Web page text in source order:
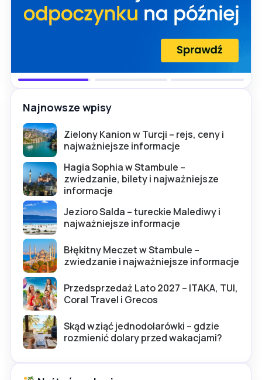
Najnowsze wpisy
Zielony Kanion w Turcji – rejs, ceny i
najważniejsze informacje
Hagia Sophia w Stambule –
zwiedzanie, bilety i najważniejsze
informacje
Jezioro Salda – tureckie Malediwy i
najważniejsze informacje
Błękitny Meczet w Stambule –
zwiedzanie i najważniejsze informacje
Przedsprzedaż Lato 2027 – ITAKA, TUI,
Coral Travel i Grecos
Skąd wziąć jednodolarówki – gdzie
rozmienić dolary przed wakacjami?